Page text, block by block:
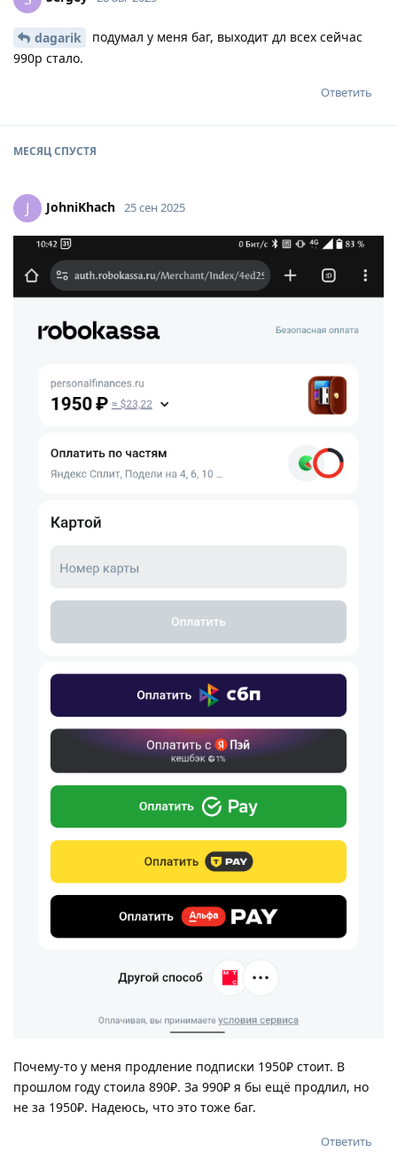
dagarik
подумал у меня баг, выходит дл всех сейчас
990р стало.
Ответить
МЕСЯЦСПУСТЯ
J JohniKhach 25 сен 2025
Почему-то у меня продление подписки 1950₽ стоит. В
прошлом году стоила 890₽. За 990₽ я бы ещё продлил, но
не за 1950₽. Надеюсь, что это тоже баг.
Ответить